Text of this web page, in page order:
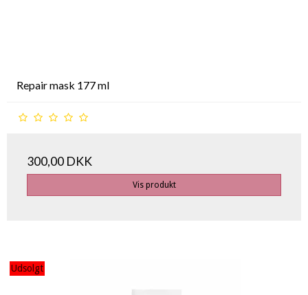
Repair mask 177 ml
300,00 DKK
Vis produkt
Udsolgt